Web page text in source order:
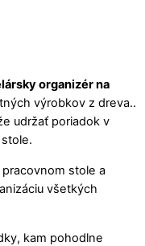
organizér na
výrobkov z dreva..
udržať poriadok v
stole a
všetkých
kam pohodlne